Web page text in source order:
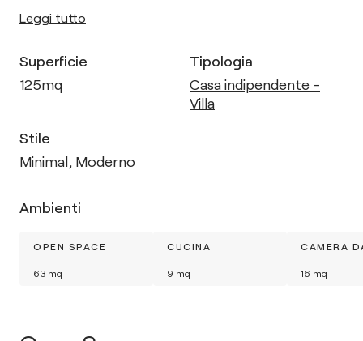
Leggi tutto
Superficie
125mq
Tipologia
Casa indipendente -
Villa
Stile
Minimal, Moderno
Ambienti
OPEN SPACE
63 mq
CUCINA
9 mq
CAMERA
16 mq